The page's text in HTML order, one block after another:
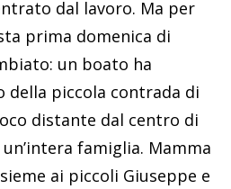
dal lavoro. Ma per
prima domenica di
un boato ha
della piccola contrada di
distante dal centro di
famiglia. Mamma
ai piccoli Giuseppe e